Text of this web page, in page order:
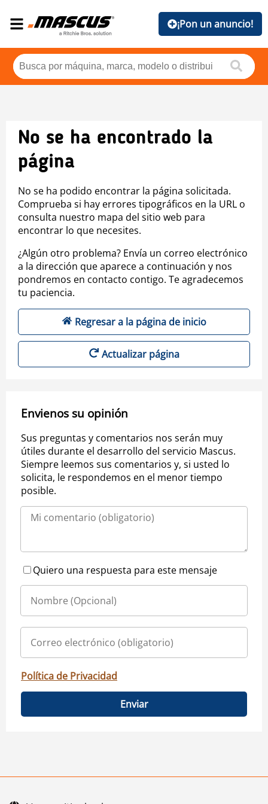
¡Pon un anuncio!
No se ha encontrado la
página
No se ha podido encontrar la página solicitada.
Comprueba si hay errores tipográficos en la URL o
consulta nuestro mapa del sitio web para
encontrar lo que necesites.
¿Algún otro problema? Envía un correo electrónico
a la dirección que aparece a continuación y nos
pondremos en contacto contigo. Te agradecemos
tu paciencia.
Regresar a la página de inicio
Actualizar página
Envienos su opinión
Sus preguntas y comentarios nos serán muy
útiles durante el desarrollo del servicio Mascus.
Siempre leemos sus comentarios y, si usted lo
solicita, le respondemos en el menor tiempo
posible.
Quiero una respuesta para este mensaje
Política de Privacidad
Enviar